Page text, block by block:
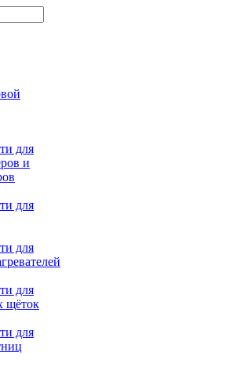
для
и
для
для
для
щёток
для